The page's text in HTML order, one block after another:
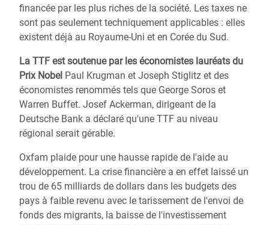
financée par les plus riches de la société. Les taxes ne
sont pas seulement techniquement applicables : elles
existent déjà au Royaume-Uni et en Corée du Sud.
La TTF est soutenue par les économistes lauréats du
Prix Nobel Paul Krugman et Joseph Stiglitz et des
économistes renommés tels que George Soros et
Warren Buffet. Josef Ackerman, dirigeant de la
Deutsche Bank a déclaré qu'une TTF au niveau
régional serait gérable.
Oxfam plaide pour une hausse rapide de l'aide au
développement. La crise financière a en effet laissé un
trou de 65 milliards de dollars dans les budgets des
pays à faible revenu avec le tarissement de l'envoi de
fonds des migrants, la baisse de l'investissement